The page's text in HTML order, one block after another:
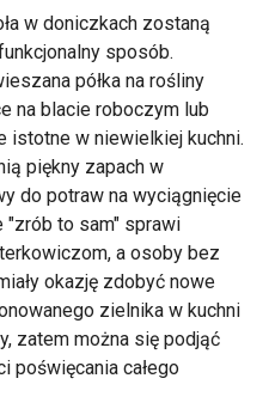
w doniczkach zostaną
sposób.
półka na rośliny
na blacie roboczym lub
istotne w niewielkiej kuchni.
piękny zapach w
do potraw na wyciągnięcie
"zrób to sam" sprawi
a osoby bez
okazję zdobyć nowe
zielnika w kuchni
zatem można się podjąć
poświęcania całego